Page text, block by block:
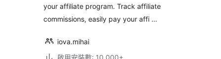
your affiliate program. Track affiliate
commissions, easily pay your affi …
iova.mihai
啟用安裝數: 10,000+